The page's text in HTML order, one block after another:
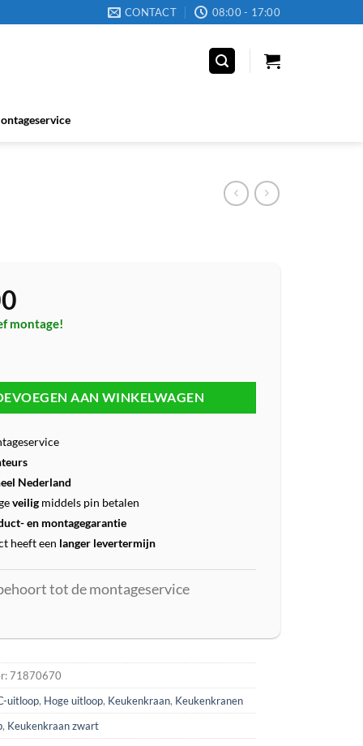
CONTACT 08:00 - 17:00
montage!
AAN WINKELWAGEN
Nederland
veiligmiddels pin betalen
en montagegarantie
heeft een langer levertermijn
tot de montageservice
71870670
uitloop, Hoge uitloop, Keukenkraan, Keukenkranen
, Keukenkraan zwart